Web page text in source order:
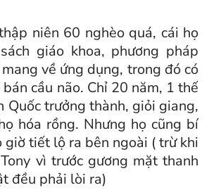
niên 60 nghèo quá, cái họ
giáo khoa, phương pháp
về ứng dụng, trong đó có
cầu não. Chỉ 20 năm, 1 thế
Quốc trưởng thành, giỏi giang,
hóa rồng. Nhưng họ cũng bí
giờ tiết lộ ra bên ngoài ( trừ khi
vì trước gương mặt thanh
đều phải lòi ra)